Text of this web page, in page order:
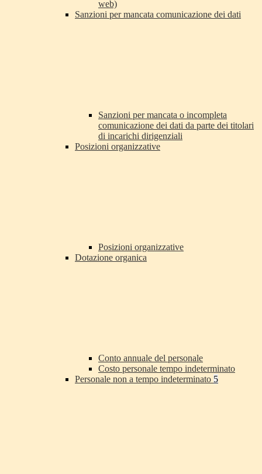
web)
Sanzioni per mancata comunicazione dei dati
Sanzioni per mancata o incompleta
comunicazione dei dati da parte dei titolari
di incarichi dirigenziali
Posizioni organizzative
Posizioni organizzative
Dotazione organica
Conto annuale del personale
Costo personale tempo indeterminato
Personale non a tempo indeterminato 5